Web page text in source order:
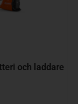
och laddare